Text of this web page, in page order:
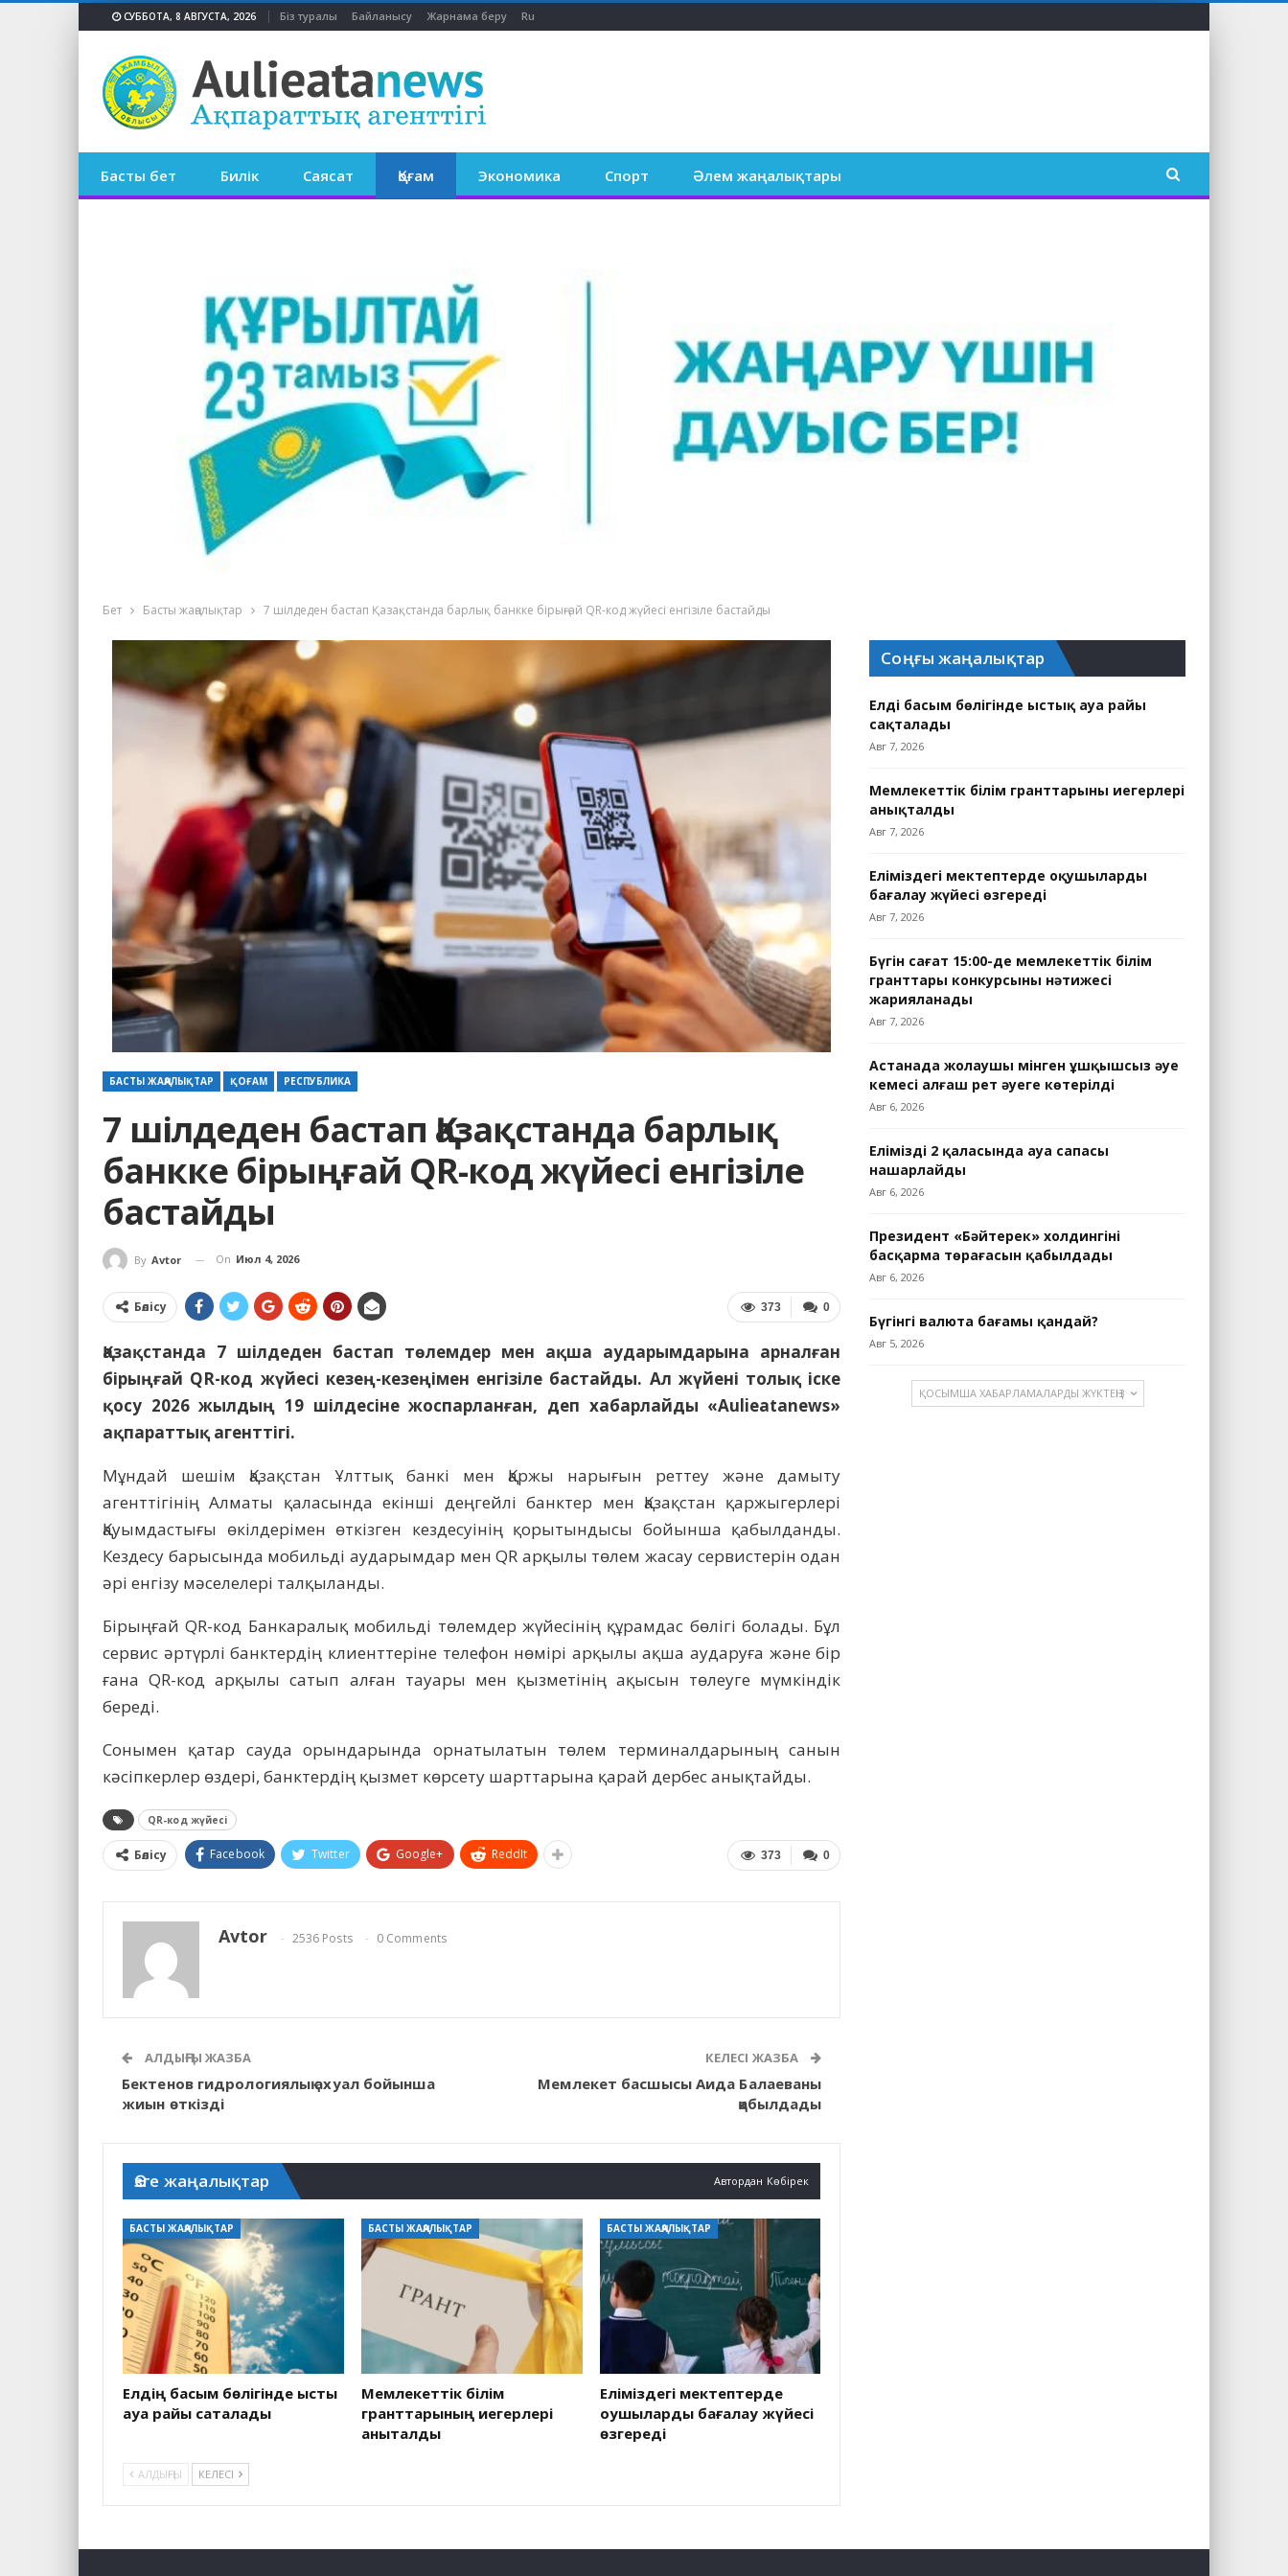
СУББОТА, 8 АВГУСТА, 2026 Біз туралы Байланысу Жарнама беру Ru
Басты бет Билік Саясат Қоғам Экономика Спорт Әлем жаңалықтары
Бет Басты жаңалықтар 7 шілдеден бастап Қазақстанда барлық банкке бірыңғай QR-код жүйесі енгізіле бастайды
БАСТЫ ЖАҢАЛЫҚТАР ҚОҒАМ РЕСПУБЛИКА
7 шілдеден бастап Қазақстанда барлық
банкке бірыңғай QR-код жүйесі енгізіле
бастайды
By Avtor On Июл 4, 2026
0
373
Бөлісу
Қазақстанда 7 шілдеден бастап төлемдер мен ақша аударымдарына арналған
бірыңғай QR-код жүйесі кезең-кезеңімен енгізіле бастайды. Ал жүйені толық іске
қосу 2026 жылдың 19 шілдесіне жоспарланған, деп хабарлайды «Aulieatanews»
ақпараттық агенттігі.
Мұндай шешім Қазақстан Ұлттық банкі мен Қаржы нарығын реттеу және дамыту
агенттігінің Алматы қаласында екінші деңгейлі банктер мен Қазақстан қаржыгерлері
Қауымдастығы өкілдерімен өткізген кездесуінің қорытындысы бойынша қабылданды.
Кездесу барысында мобильді аударымдар мен QR арқылы төлем жасау сервистерін одан
әрі енгізу мәселелері талқыланды.
Бірыңғай QR-код Банкаралық мобильді төлемдер жүйесінің құрамдас бөлігі болады. Бұл
сервис әртүрлі банктердің клиенттеріне телефон нөмірі арқылы ақша аударуға және бір
ғана QR-код арқылы сатып алған тауары мен қызметінің ақысын төлеуге мүмкіндік
береді.
Сонымен қатар сауда орындарында орнатылатын төлем терминалдарының санын
кәсіпкерлер өздері, банктердің қызмет көрсету шарттарына қарай дербес анықтайды.
QR-код жүйесі
0
373
Бөлісу Facebook Twitter Google+ ReddIt
Avtor 2536 Posts 0 Comments
АЛДЫҢҒЫ ЖАЗБА
Бектенов гидрологиялық ахуал бойынша
жиын өткізді
КЕЛЕСІ ЖАЗБА
Мемлекет басшысы Аида Балаеваны
қабылдады
Өзге жаңалықтар Автордан Көбірек
БАСТЫ ЖАҢАЛЫҚТАР
Елдің басым бөлігінде ыстық
ауа райы сақталады
БАСТЫ ЖАҢАЛЫҚТАР
Мемлекеттік білім
гранттарының иегерлері
анықталды
БАСТЫ ЖАҢАЛЫҚТАР
Еліміздегі мектептерде
оқушыларды бағалау жүйесі
өзгереді
АЛДЫҢҒЫ КЕЛЕСІ
Соңғы жаңалықтар
Елдің басым бөлігінде ыстық ауа райы
сақталады
Авг 7, 2026
Мемлекеттік білім гранттарының иегерлері
анықталды
Авг 7, 2026
Еліміздегі мектептерде оқушыларды
бағалау жүйесі өзгереді
Авг 7, 2026
Бүгін сағат 15:00-де мемлекеттік білім
гранттары конкурсының нәтижесі
жарияланады
Авг 7, 2026
Астанада жолаушы мінген ұшқышсыз әуе
кемесі алғаш рет әуеге көтерілді
Авг 6, 2026
Еліміздің 2 қаласында ауа сапасы
нашарлайды
Авг 6, 2026
Президент «Бәйтерек» холдингінің
басқарма төрағасын қабылдады
Авг 6, 2026
Бүгінгі валюта бағамы қандай?
Авг 5, 2026
ҚОСЫМША ХАБАРЛАМАЛАРДЫ ЖҮКТЕҢІЗ